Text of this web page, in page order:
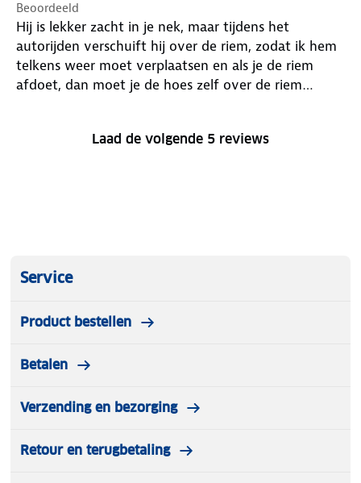
Beoordeeld
Hij is lekker zacht in je nek, maar tijdens het
autorijden verschuift hij over de riem, zodat ik hem
telkens weer moet verplaatsen en als je de riem
afdoet, dan moet je de hoes zelf over de riem
Laad de volgende 5 reviews
Service
Product bestellen
Betalen
Verzending en bezorging
Retour en terugbetaling